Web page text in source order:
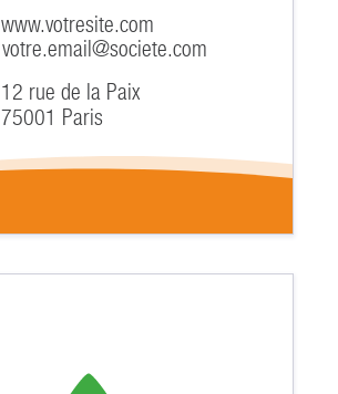
12 rue de la Paix
75001 Paris
www.votresite.com
votre.email@societe.com